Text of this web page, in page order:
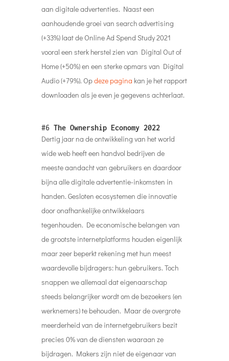
aan digitale advertenties. Naast een
aanhoudende groei van search advertising
(+33%) laat de Online Ad Spend Study 2021
vooral een sterk herstel zien van Digital Out of
Home (+50%) en een sterke opmars van Digital
Audio (+79%). Opdeze pagina kan je het rapport
downloaden als je even je gegevens achterlaat.
#6 The Ownership Economy 2022
Dertig jaar na de ontwikkeling van het world
wide web heeft een handvol bedrijven de
meeste aandacht van gebruikers en daardoor
bijna alle digitale advertentie-inkomsten in
handen. Gesloten ecosystemen die innovatie
door onafhankelijke ontwikkelaars
tegenhouden. De economische belangen van
de grootste internetplatforms houden eigenlijk
maar zeer beperkt rekening met hun meest
waardevolle bijdragers: hun gebruikers. Toch
snappen we allemaal dat eigenaarschap
steeds belangrijker wordt om de bezoekers (en
werknemers) te behouden. Maar de overgrote
meerderheid van de internetgebruikers bezit
precies 0% van de diensten waaraan ze
bijdragen. Makers zijn niet de eigenaar van